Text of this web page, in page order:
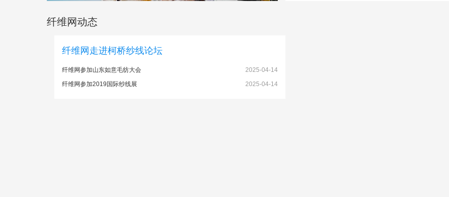
纤维网动态
纤维网走进柯桥纱线论坛
2025-04-14
纤维网参加山东如意毛纺大会
2025-04-14
纤维网参加2019国际纱线展